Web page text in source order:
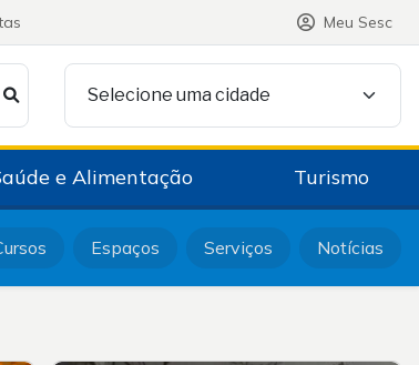
Meu Sesc
Selecione uma cidade
e Alimentação Turismo
Espaços Serviços Notícias